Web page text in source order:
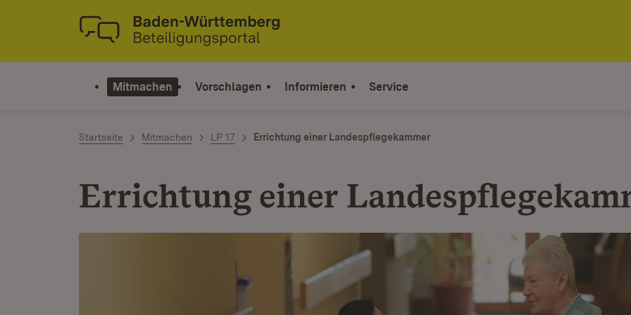
Zum Inhalt springen
Link zur Startseite
Mitmachen Vorschlagen Informieren Service
Startseite Mitmachen LP 17 Errichtung einer Landespflegekammer
Errichtung einer